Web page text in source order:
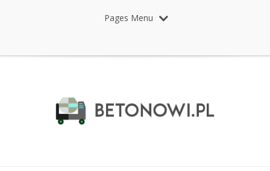
Pages Menu